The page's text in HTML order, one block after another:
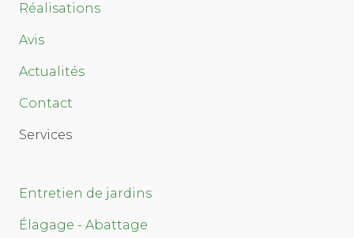
Réalisations
Avis
Actualités
Contact
Services
Entretien de jardins
Élagage - Abattage